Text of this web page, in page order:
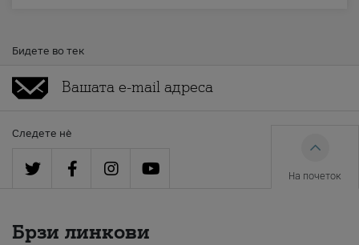
Бидете во тек
Следете нè
На почеток
Брзи линкови